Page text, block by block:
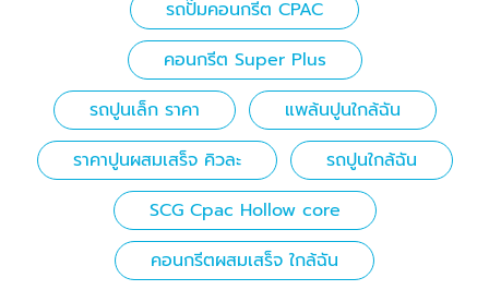
รถปั๊มคอนกรีต CPAC
คอนกรีต Super Plus
รถปูนเล็ก ราคา
แพล้นปูนใกล้ฉัน
ราคาปูนผสมเสร็จ คิวละ
รถปูนใกล้ฉัน
SCG Cpac Hollow core
คอนกรีตผสมเสร็จ ใกล้ฉัน